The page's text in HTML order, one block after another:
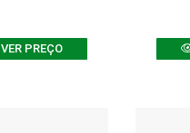
VER PREÇO